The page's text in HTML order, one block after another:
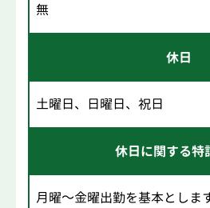
無
休日
土曜日、日曜日、祝日
休日に関する特
月曜～金曜出勤を基本としま